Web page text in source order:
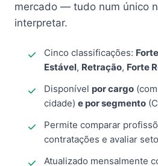
mercado — tudo num único
interpretar.
Cinco classificações:
Estável, Retração, Forte
Disponível por cargo
cidade) e por segmento
Permite comparar
contratações e avaliar
Atualizado mensalmente